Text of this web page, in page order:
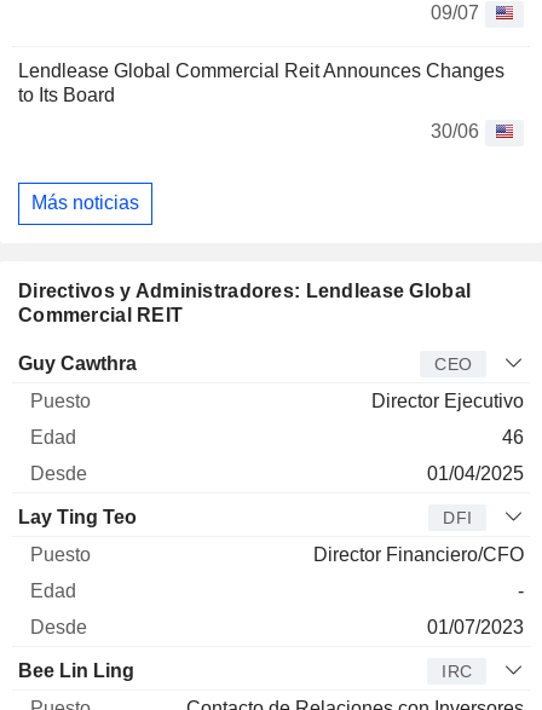
09/07
Lendlease Global Commercial Reit Announces Changes
to Its Board
30/06
Más noticias
Directivos y Administradores: Lendlease Global
Commercial REIT
Director Puesto
Guy Cawthra CEO
Director Ejecutivo
46
01/04/2025
Lay Ting Teo DFI
Director Financiero/CFO
-
01/07/2023
Bee Lin Ling IRC